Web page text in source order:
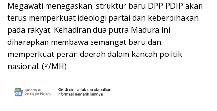
Megawati menegaskan, struktur baru DPP PDIP akan
terus memperkuat ideologi partai dan keberpihakan
pada rakyat. Kehadiran dua putra Madura ini
diharapkan membawa semangat baru dan
memperkuat peran daerah dalam kancah politik
nasional. (*/MH)